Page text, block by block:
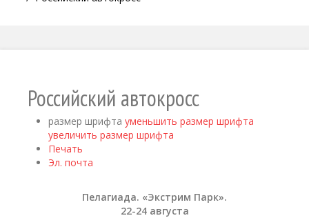
Российский автокросс
размер шрифта уменьшить размер шрифта
увеличить размер шрифта
Печать
Эл. почта
Пелагиада. «Экстрим Парк».
22-24 августа